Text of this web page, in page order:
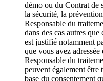
démo ou du Contrat de
la sécurité, la
Responsable du
dans des cas autres
est justifié notamment
que vous avez
Responsable du
peuvent également être
base du consentement